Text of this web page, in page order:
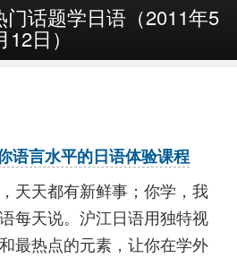
话题学日语（2011年5
日）
语言水平的日语体验课程
天天都有新鲜事；你学，我
每天说。沪江日语用独特视
最热点的元素，让你在学外